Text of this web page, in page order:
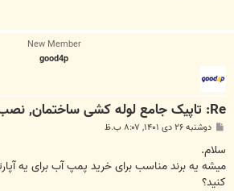
New Member
good4p
Re: تاپیک جامع لوله کشی ساختمان, نصب پمپ و منبع آب
پ
ت
دوشنبه ۲۶ دی ۱۴۰۱, ۸:۰۷ ب.ظ
سلام.
کنید؟